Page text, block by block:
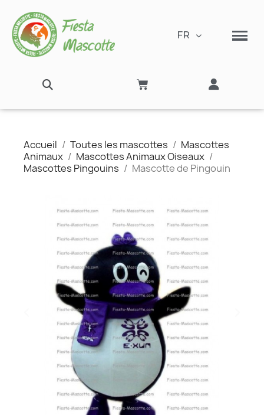
FR
Accueil Toutes les mascottes
Mascottes
Animaux
Mascottes Animaux Oiseaux
Mascottes Pingouins
Mascotte de Pingouin